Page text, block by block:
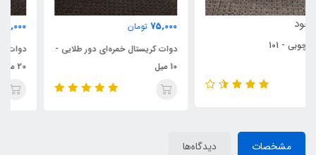
دوات کریستال خمره‌ای دور طلایی -
75,000
دوات کریستال خمره‌ای دور طلایی -
مشخصات دیدگاه‌ها